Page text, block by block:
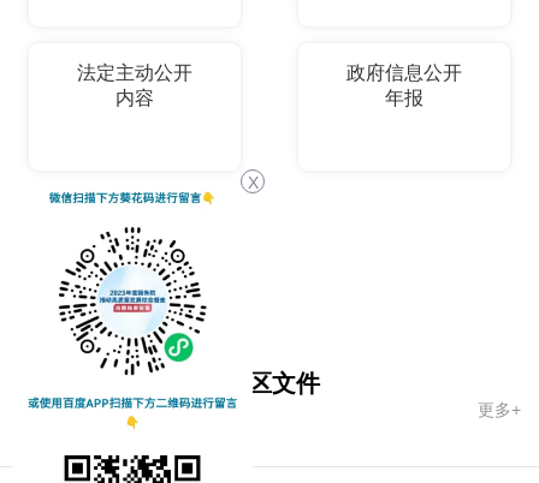
法定主动公开
内容
政府信息公开
年报
国务院文件 自治区文件
市政府文件
更多+
X